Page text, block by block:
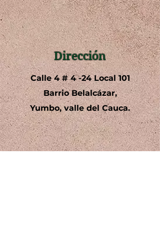
Dirección
Calle 4 # 4 -24 Local 101
Barrio Belalcázar,
Yumbo, valle del Cauca.